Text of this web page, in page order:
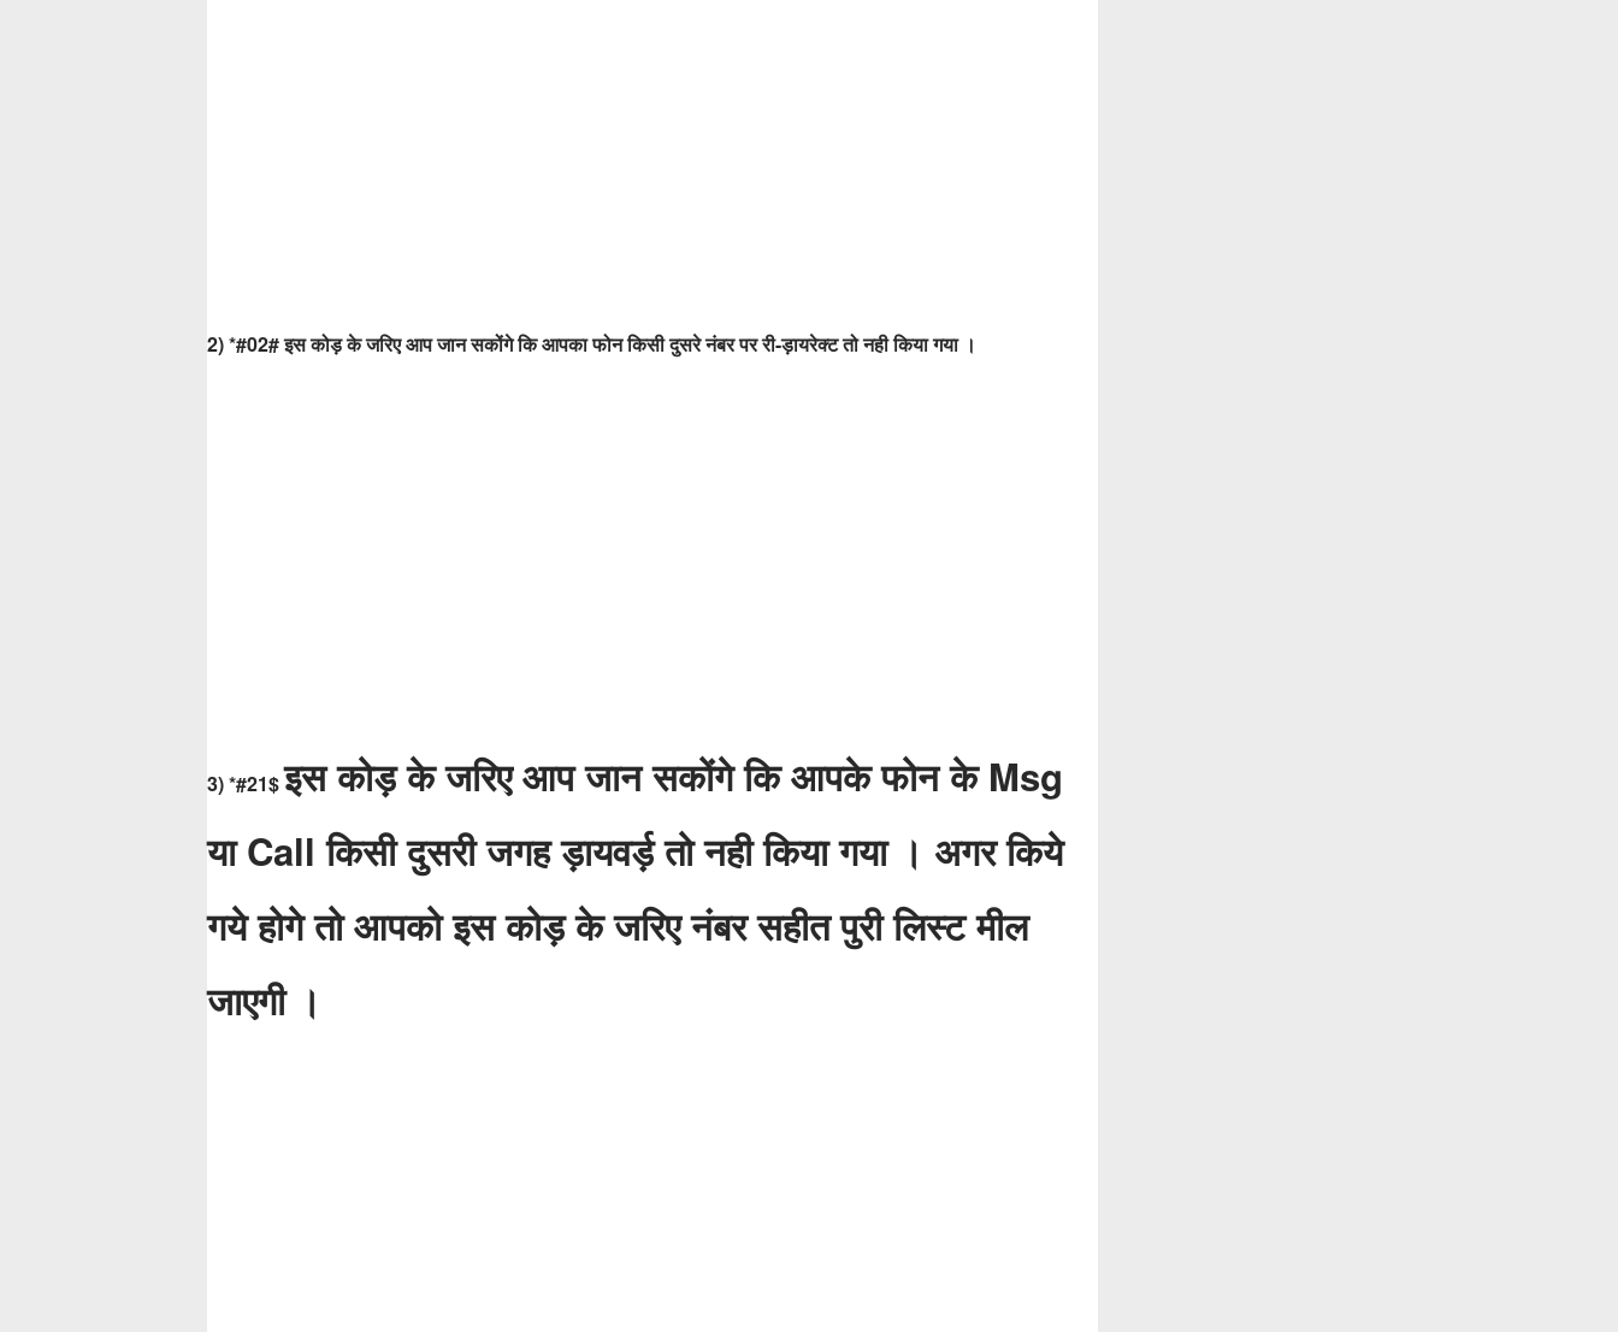
2) *#02#इस कोड़ के जरिए आप जान सकोंगे कि आपका फोन किसी दुसरे नंबर पर री-ड़ायरेक्ट तो नही किया गया ।
3) *#21$इस कोड़ के जरिए आप जान सकोंगे किआपके फोन के Msg
या Call किसी दुसरी जगह ड़ायवर्ड़ तो नही किया गया । अगर किये
गये होगे तो आपकोइस कोड़ के जरिए नंबर सहीत पुरी लिस्ट मील
जाएगी ।